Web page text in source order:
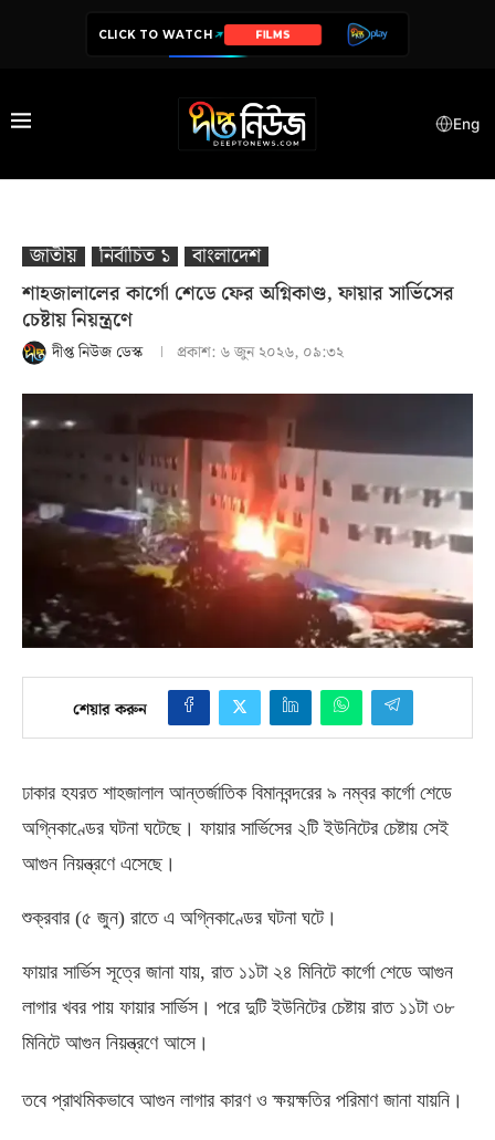
CLICK TO WATCH SERIES
Eng
জাতীয় নির্বাচিত ১
বাংলাদেশ
শাহজালালের কার্গো শেডে ফের অগ্নিকাণ্ড, ফায়ার সার্ভিসের
চেষ্টায় নিয়ন্ত্রণে
দীপ্ত নিউজ ডেস্ক প্রকাশ: ৬ জুন ২০২৬, ০৯:৩২
শেয়ার করুন
ঢাকার হযরত শাহজালাল আন্তর্জাতিক বিমানবন্দরের ৯ নম্বর কার্গো শেডে
অগ্নিকাণ্ডের ঘটনা ঘটেছে। ফায়ার সার্ভিসের ২টি ইউনিটের চেষ্টায় সেই
আগুন নিয়ন্ত্রণে এসেছে।
শুক্রবার (৫ জুন) রাতে এ অগ্নিকাণ্ডের ঘটনা ঘটে।
ফায়ার সার্ভিস সূত্রে জানা যায়, রাত ১১টা ২৪ মিনিটে কার্গো শেডে আগুন
লাগার খবর পায় ফায়ার সার্ভিস। পরে দুটি ইউনিটের চেষ্টায় রাত ১১টা ৩৮
মিনিটে আগুন নিয়ন্ত্রণে আসে।
তবে প্রাথমিকভাবে আগুন লাগার কারণ ও ক্ষয়ক্ষতির পরিমাণ জানা যায়নি।